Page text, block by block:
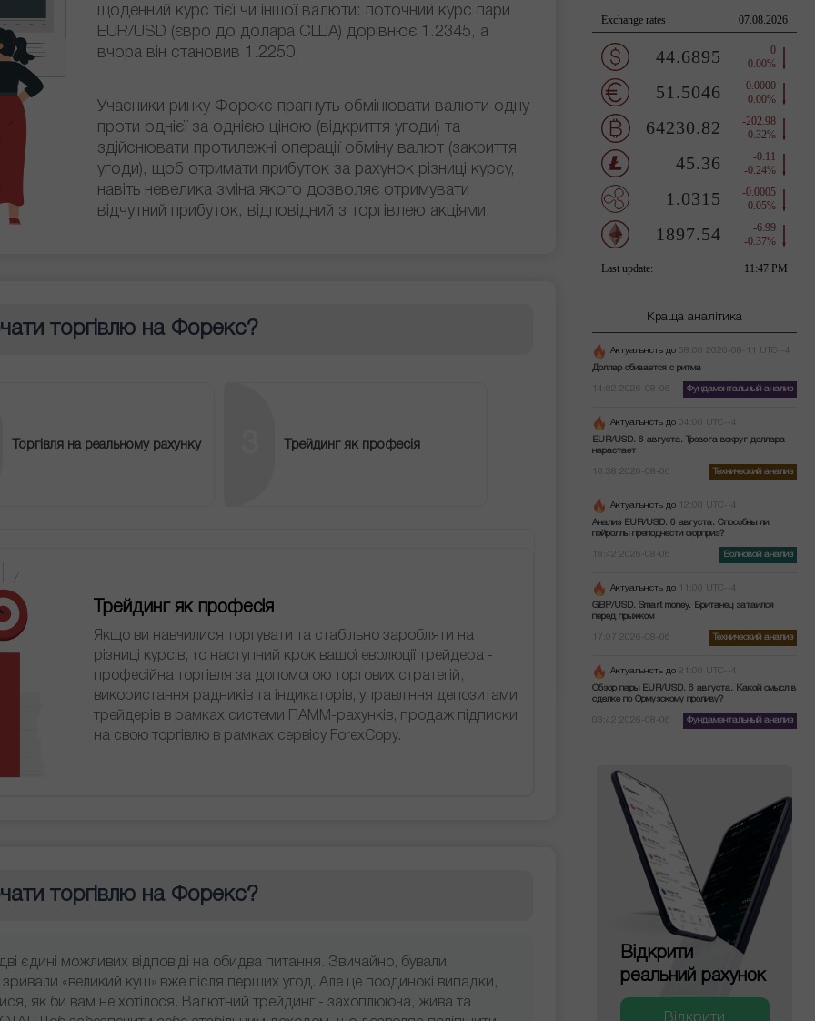
щоденний курс тієї чи іншої валюти: поточний курс пари
EUR/USD (євро до долара США) дорівнює 1.2345, а
вчора він становив 1.2250.
Учасники ринку Форекс прагнуть обмінювати валюти одну
проти однієї за однією ціною (відкриття угоди) та
здійснювати протилежні операції обміну валют (закриття
угоди), щоб отримати прибуток за рахунок різниці курсу,
навіть невелика зміна якого дозволяє отримувати
відчутний прибуток, відповідний з торгівлею акціями.
торгівлю на Форекс?
Торгівля на реальному рахунку Трейдинг як професія
Трейдинг як професія
Якщо ви навчилися торгувати та стабільно заробляти на
різниці курсів, то наступний крок вашої еволюції трейдера -
професійна торгівля за допомогою торгових стратегій,
використання радників та індикаторів, управління депозитами
трейдерів в рамках системи ПАММ-рахунків, продаж підписки
на свою торгівлю в рамках сервісу ForexCopy.
торгівлю на Форекс?
дві єдині можливих відповіді на обидва питання. Звичайно, бували
«великий куш» вже після перших угод. Але це поодинокі випадки,
як би вам не хотілося. Валютний трейдинг - захоплююча, жива та
Краща аналітика
Актуальність до 08:00 2026-08-11 UTC--4
Доллар сбивается с ритма
14:02 2026-08-06 Фундаментальный анализ
Актуальність до 04:00 UTC--4
EUR/USD. 6 августа. Тревога вокруг доллара
нарастает
10:38 2026-08-06 Технический анализ
Актуальність до 12:00 UTC--4
Анализ EUR/USD. 6 августа. Способны ли
пэйроллы преподнести сюрприз?
18:42 2026-08-06 Волновой анализ
Актуальність до 11:00 UTC--4
GBP/USD. Smart money. Британец затаился
перед прыжком
17:07 2026-08-06 Технический анализ
Актуальність до 21:00 UTC--4
Обзор пары EUR/USD. 6 августа. Какой смысл в
сделке по Ормузскому проливу?
03:42 2026-08-06 Фундаментальный анализ
Відкрити
деморахунок
Відкрити
Відкрити
реальний рахунок
Відкрити
деморахунок
Відкрити
Відкрити
реальний рахунок
Відкрити